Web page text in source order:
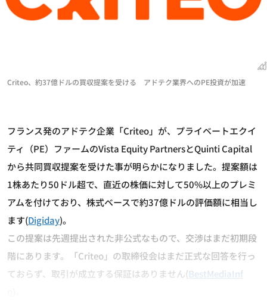
Criteo、約37億ドルの買収提案を受ける アドテク業界へのPE投資が加速
フランス発のアドテク企業「Criteo」が、プライベートエクイ
ティ（PE）ファームのVista Equity PartnersとQuinti Capital
から共同買収提案を受けた事が明らかになりました。提案額は
1株あたり50ドル超で、直近の株価に対して50%以上のプレミ
アムを付けており、株式ベースで約37億ドルの評価額に相当し
ます(Digiday)。
この提案は先週提出された非公式なもので、交渉はまだ初期段
階にあります。「Criteo」の取締役会はまだ正式な回答を行っ
ておらず、取引が成立する保証はありません(BestMediaInf